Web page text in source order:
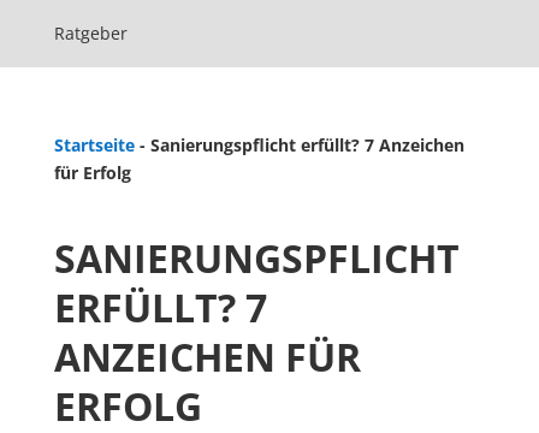
Ratgeber
Startseite- Sanierungspflicht erfüllt? 7 Anzeichen
für Erfolg
SANIERUNGSPFLICHT
ERFÜLLT? 7
ANZEICHEN FÜR
ERFOLG